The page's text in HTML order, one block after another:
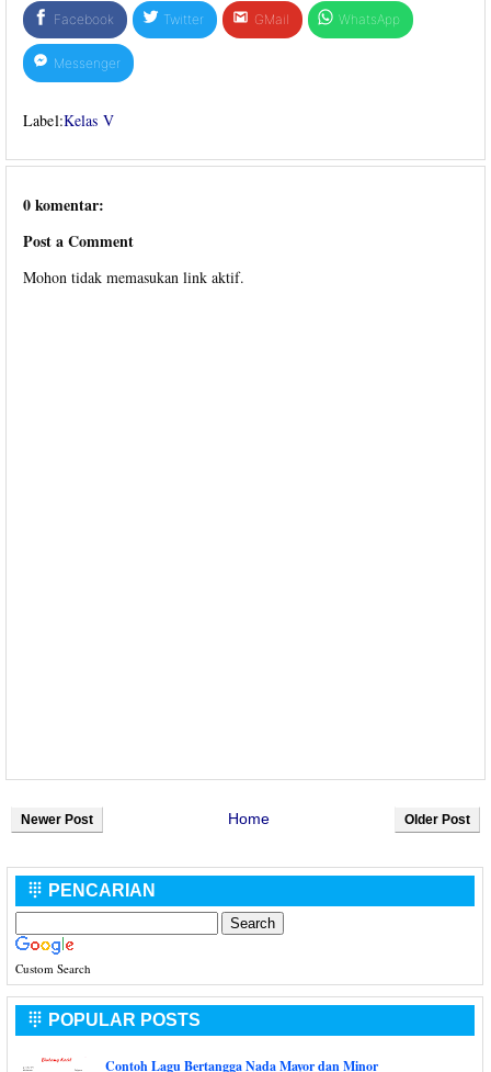
Facebook Twitter GMail WhatsApp
Messenger
Label:Kelas V
0 komentar:
Post a Comment
Mohon tidak memasukan link aktif.
Newer Post Older Post
Home
 PENCARIAN
Custom Search
 POPULAR POSTS
Contoh Lagu Bertangga Nada Mayor dan Minor